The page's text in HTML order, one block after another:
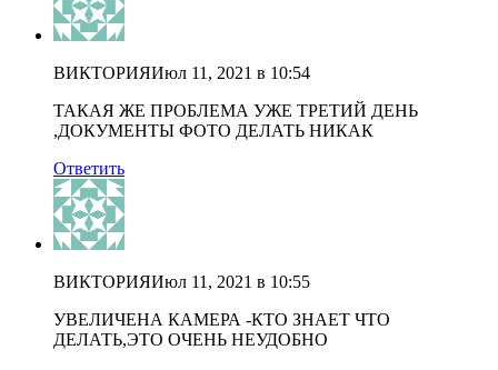
ВИКТОРИЯИюл 11, 2021 в 10:54
ТАКАЯ ЖЕ ПРОБЛЕМА УЖЕ ТРЕТИЙ ДЕНЬ
,ДОКУМЕНТЫ ФОТО ДЕЛАТЬ НИКАК
Ответить
ВИКТОРИЯИюл 11, 2021 в 10:55
УВЕЛИЧЕНА КАМЕРА -КТО ЗНАЕТ ЧТО
ДЕЛАТЬ,ЭТО ОЧЕНЬ НЕУДОБНО